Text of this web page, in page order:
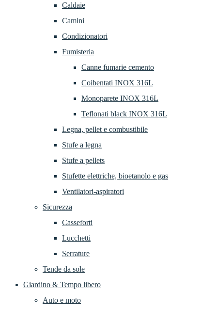
Caldaie
Camini
Condizionatori
Fumisteria
Canne fumarie cemento
Coibentati INOX 316L
Monoparete INOX 316L
Teflonati black INOX 316L
Legna, pellet e combustibile
Stufe a legna
Stufe a pellets
Stufette elettriche, bioetanolo e gas
Ventilatori-aspiratori
Sicurezza
Casseforti
Lucchetti
Serrature
Tende da sole
Giardino & Tempo libero
Auto e moto